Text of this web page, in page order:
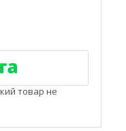
товар не